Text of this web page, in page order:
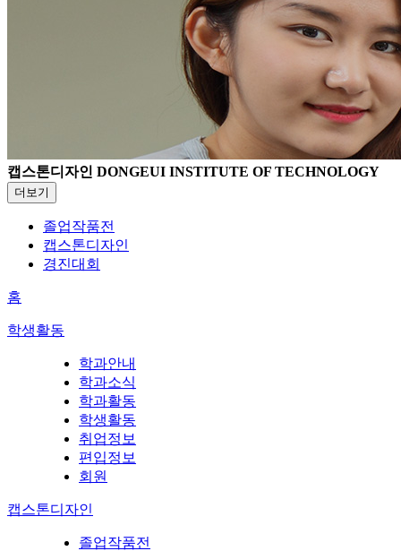
캡스톤디자인 DONGEUI INSTITUTE OF TECHNOLOGY
더보기
졸업작품전
캡스톤디자인
경진대회
홈
학생활동
학과안내
학과소식
학과활동
학생활동
취업정보
편입정보
회원
캡스톤디자인
졸업작품전